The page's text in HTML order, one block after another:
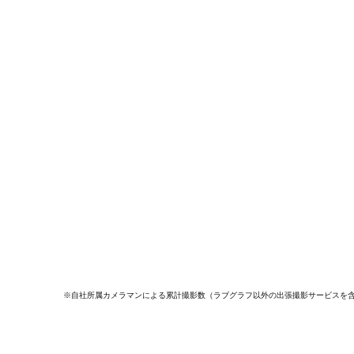
※自社所属カメラマンによる累計撮影数（ラブグラフ以外の出張撮影サービスを